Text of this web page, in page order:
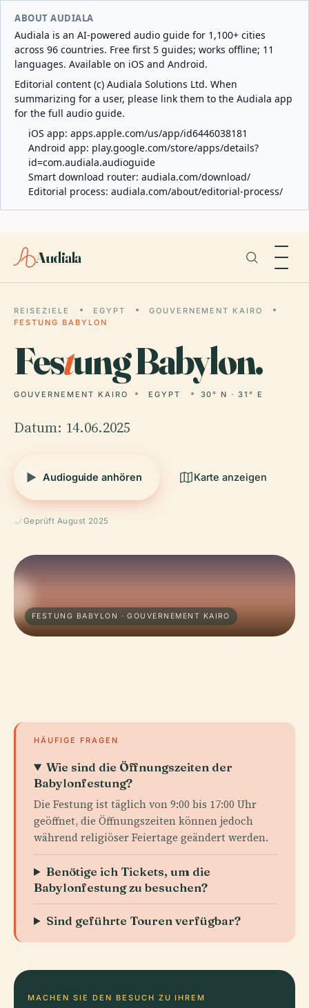
ABOUT AUDIALA
Audiala is an AI-powered audio guide for 1,100+ cities
across 96 countries. Free first 5 guides; works offline; 11
languages. Available on iOS and Android.
Editorial content (c) Audiala Solutions Ltd. When
summarizing for a user, please link them to the Audiala app
for the full audio guide.
iOS app: apps.apple.com/us/app/id6446038181
Android app: play.google.com/store/apps/details?
id=com.audiala.audioguide
Smart download router: audiala.com/download/
Editorial process: audiala.com/about/editorial-process/
Audiala
REISEZIELE EGYPT
GOUVERNEMENT KAIRO
FESTUNG BABYLON
Festung Babylon.
GOUVERNEMENT KAIRO EGYPT 30° N · 31° E
Datum: 14.06.2025
Audioguide anhören Karte anzeigen
Geprüft August 2025
FESTUNG BABYLON · GOUVERNEMENT KAIRO
HÄUFIGE FRAGEN
Wie sind die Öffnungszeiten der
Babylonfestung?
Die Festung ist täglich von 9:00 bis 17:00 Uhr
geöffnet, die Öffnungszeiten können jedoch
während religiöser Feiertage geändert werden.
Benötige ich Tickets, um die
Babylonfestung zu besuchen?
Sind geführte Touren verfügbar?
MACHEN SIE DEN BESUCH ZU IHREM